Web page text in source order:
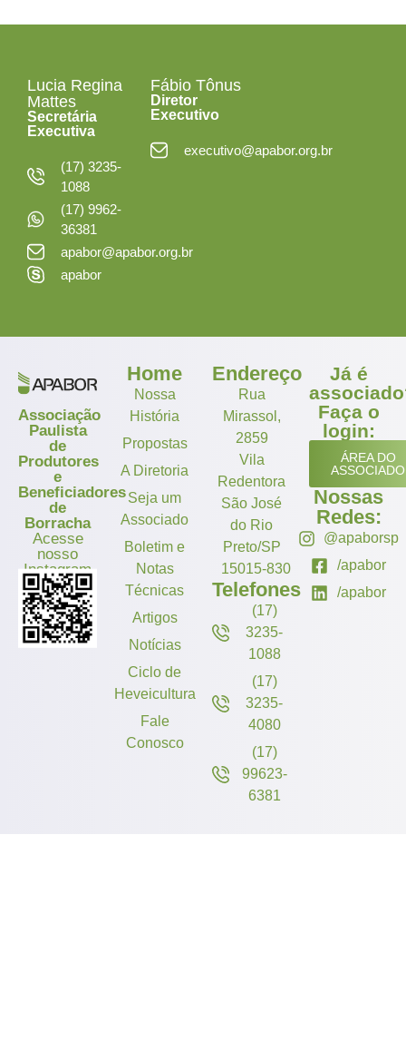
Lucia Regina
Mattes
Secretária
Executiva
(17) 3235-
1088
(17) 9962-
36381
apabor@apabor.org.br
apabor
Fábio Tônus
Diretor
Executivo
executivo@apabor.org.br
Associação
Paulista
de
Produtores
e
Beneficiadores
de
Borracha
Acesse
nosso
Instagram
Home
Nossa
História
Propostas
A Diretoria
Seja um
Associado
Boletim e
Notas
Técnicas
Artigos
Notícias
Ciclo de
Heveicultura
Fale
Conosco
Endereço
Rua
Mirassol,
2859
Vila
Redentora
São José
do Rio
Preto/SP
15015-830
Telefones
(17)
3235-
1088
(17)
3235-
4080
(17)
99623-
6381
Já é
Faça o
login:
ÁREA DO
ASSOCIADO
Nossas
Redes:
@apaborsp
/apabor
/apabor